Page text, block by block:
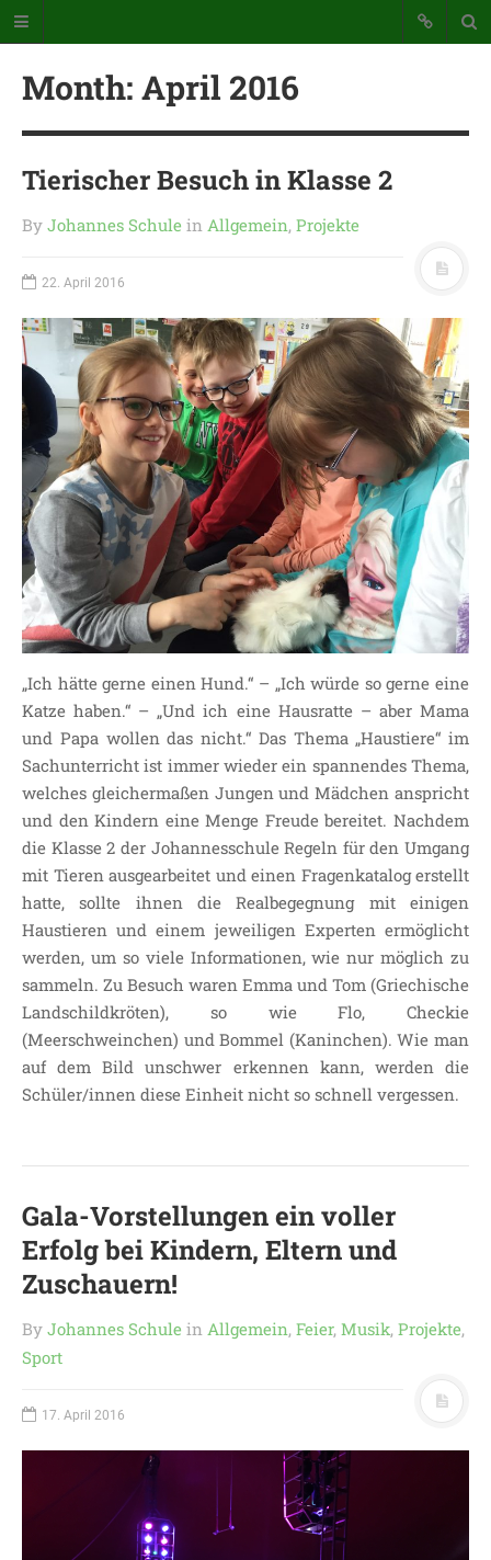
Katholische Grundschule der
Bunte Schule mit Takt und Schwung
STARTSEITE
WICHTIGES AUS UNSERER
SCHULE
UNSER SCHULTAG
KONTAKT
SDUI
TERMINE
ELTERNBETEILIGUNG-
UND MITWIRKUNG
DAS TEAM DER
JOHANNESSCHULE
KOLLEGIUM
OGGS
SCHULSOZIALARBEIT
BÜRO
KLASSEN
KLASSE 1 ESSER
KLASSE 2 MÖLLMANN
KLASSE 3A LANGENEKE
KLASSE 3B BUDEUS
KLASSE 4 DURRANT
LEITBILD UNSERER
GRUNDSCHULE
SCHULPROGRAMM
OFFENE
SCHULPFLEGSCHAFT
FÖRDERVEREIN
KOOPERATIONEN
LINKS
DATENSCHUTZERKLÄRUNG
Month: April 2016
Tierischer Besuch in Klasse 2
By Johannes Schule in Allgemein, Projekte
22. April 2016
„Ich hätte gerne einen Hund.“ – „Ich würde so gerne eine
Katze haben.“ – „Und ich eine Hausratte – aber Mama
und Papa wollen das nicht.“ Das Thema „Haustiere“ im
Sachunterricht ist immer wieder ein spannendes Thema,
welches gleichermaßen Jungen und Mädchen anspricht
und den Kindern eine Menge Freude bereitet. Nachdem
die Klasse 2 der Johannesschule Regeln für den Umgang
mit Tieren ausgearbeitet und einen Fragenkatalog erstellt
hatte, sollte ihnen die Realbegegnung mit einigen
Haustieren und einem jeweiligen Experten ermöglicht
werden, um so viele Informationen, wie nur möglich zu
sammeln. Zu Besuch waren Emma und Tom (Griechische
Landschildkröten), so wie Flo, Checkie
(Meerschweinchen) und Bommel (Kaninchen). Wie man
auf dem Bild unschwer erkennen kann, werden die
Schüler/innen diese Einheit nicht so schnell vergessen.
Gala-Vorstellungen ein voller
Erfolg bei Kindern, Eltern und
Zuschauern!
By Johannes Schule in Allgemein, Feier, Musik, Projekte,
Sport
17. April 2016